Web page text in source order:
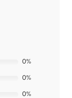
0%
0%
0%